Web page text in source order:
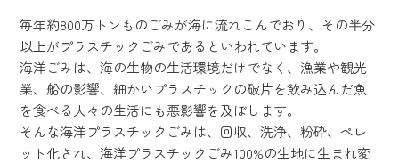
毎年約800万トンものごみが海に流れこんでおり、その半分
以上がプラスチックごみであるといわれています。
海洋ごみは、海の生物の生活環境だけでなく、漁業や観光
業、船の影響、細かいプラスチックの破片を飲み込んだ魚
を食べる人々の生活にも悪影響を及ぼします。
そんな海洋プラスチックごみは、回収、洗浄、粉砕、ペレ
ット化され、海洋プラスチックごみ100%の生地に生まれ変